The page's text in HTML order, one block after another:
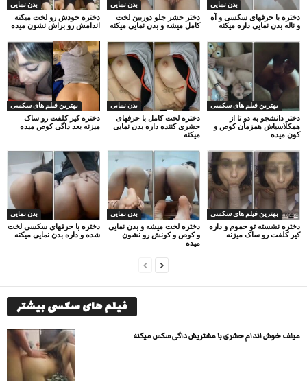
بدن نمایی
دختره خودش رو لخت میکنه
اندامش رو براش نشون میده
بدن نمایی
دختر حشر جلو دوربین لخت
کامل میشه و بدن نمایی میکنه
بدن نمایی
دختره با حرفهای سکسی و آه
و ناله بدن نمایی داره میکنه
بهترین فیلم های سکسی
دختره کیر کلفت رو ساک
میزنه بعد داگی کوص میده
بدن نمایی
دختره لخت کامل با حرفهای
حشری کننده داره بدن نمایی
میکنه
بهترین فیلم های سکسی
دختر دانشجو به دو تا از
همکلاسیاش همزمان کوص و
کون میده
بدن نمایی
دختره با حرفهای سکسی لخت
شده و داره بدن نمایی میکنه
بدن نمایی
دختره لخت میشه و بدن نمایی
و کوص و کونش رو نشون
میده
بهترین فیلم های سکسی
دختره نشسته تو حموم و داره
کیر کلفت رو ساک میزنه
فیلم های سکسی بیشتر
میلف خوش اندام حشری با مشتریش داگی سکس میکنه